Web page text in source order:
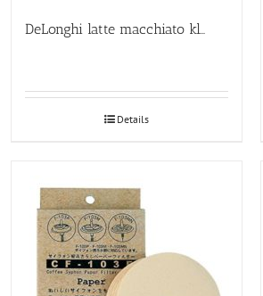
DeLonghi latte macchiato klaasid 2-ne komplekt
Details